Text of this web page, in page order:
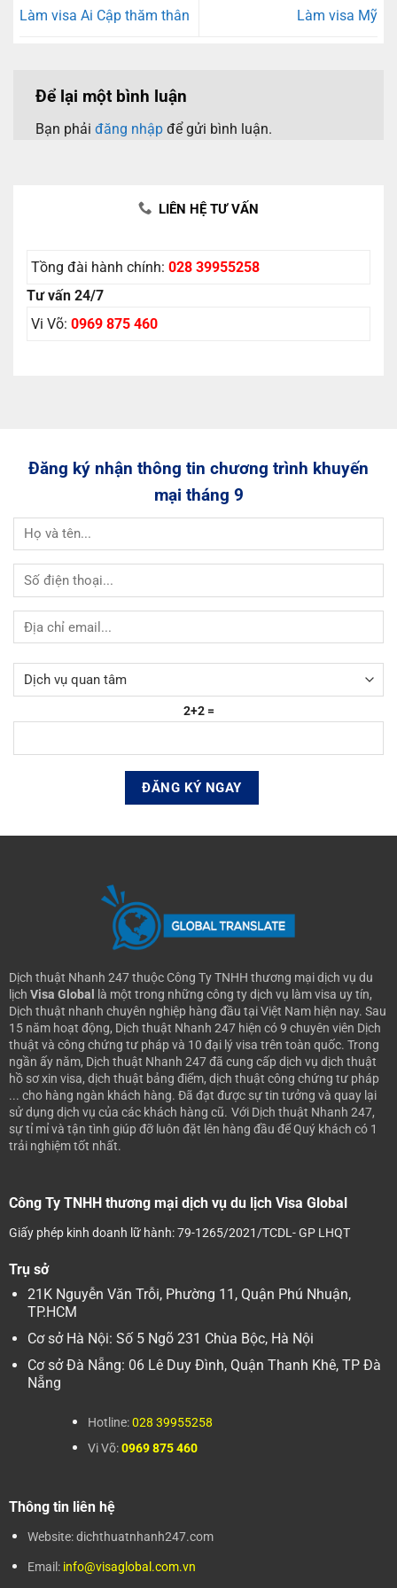
Làm visa Ai Cập thăm thân Làm visa Mỹ
Để lại một bình luận
Bạn phải đăng nhập để gửi bình luận.
LIÊN HỆ TƯ VẤN
Tồng đài hành chính: 028 39955258
Tư vấn 24/7
Vi Võ: 0969 875 460
Đăng ký nhận thông tin chương trình khuyến
mại tháng 9
2+2 =
Dịch thuật Nhanh 247 thuộc Công Ty TNHH thương mại dịch vụ du
lịch Visa Global
là một trong những công ty dịch vụ làm visa uy tín,
Dịch thuật nhanh chuyên nghiệp hàng đầu tại Việt Nam hiện nay. Sau
15 năm hoạt động, Dịch thuật Nhanh 247 hiện có 9 chuyên viên Dịch
thuật và công chứng tư pháp và 10 đại lý visa trên toàn quốc. Trong
ngần ấy năm, Dịch thuật Nhanh 247 đã cung cấp dịch vụ dịch thuật
hồ sơ xin visa, dịch thuật bảng điểm, dịch thuật công chứng tư pháp
... cho hàng ngàn khách hàng. Đã đạt được sự tin tưởng và quay lại
sử dụng dịch vụ của các khách hàng cũ. Với Dịch thuật Nhanh 247,
sự tỉ mỉ và tận tình giúp đỡ luôn đặt lên hàng đầu để Quý khách có 1
trải nghiệm tốt nhất.
Công Ty TNHH thương mại dịch vụ du lịch Visa Global
Giấy phép kinh doanh lữ hành: 79-1265/2021/TCDL- GP LHQT
Trụ sở
21K Nguyễn Văn Trỗi, Phường 11, Quận Phú Nhuận,
TP.HCM
Cơ sở Hà Nội: Số 5 Ngõ 231 Chùa Bộc, Hà Nội
Cơ sở Đà Nẵng: 06 Lê Duy Đình, Quận Thanh Khê, TP Đà
Nẵng
Hotline:028 39955258
Vi Võ:0969 875 460
Thông tin liên hệ
Website: dichthuatnhanh247.com
Email: info@visaglobal.com.vn